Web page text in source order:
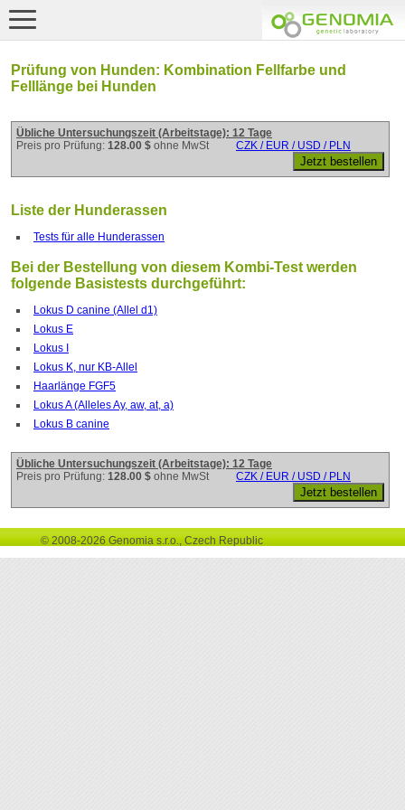
Prüfung von Hunden: Kombination Fellfarbe und
Felllänge bei Hunden
Übliche Untersuchungszeit (Arbeitstage): 12 Tage
Preis pro Prüfung: 128.00 $ ohne MwSt CZK / EUR / USD / PLN
Liste der Hunderassen
Tests für alle Hunderassen
Bei der Bestellung von diesem Kombi-Test werden
folgende Basistests durchgeführt:
Lokus D canine (Allel d1)
Lokus E
Lokus I
Lokus K, nur KB-Allel
Haarlänge FGF5
Lokus A (Alleles Ay, aw, at, a)
Lokus B canine
Übliche Untersuchungszeit (Arbeitstage): 12 Tage
Preis pro Prüfung: 128.00 $ ohne MwSt CZK / EUR / USD / PLN
© 2008-2026 Genomia s.r.o., Czech Republic